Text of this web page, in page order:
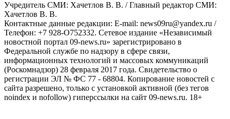
Учредитель СМИ: Хaчeтлoв B. B. / Главный редактор СМИ:
Хaчeтлoв B. B.
Контактные данные редакции: E-mail: news09ru@yandex.ru /
Телефон: +7 928-O752332. Сетевое издание «Независимый
новостной портал 09-news.ru» зарегистрировано в
Федеральной службе по надзору в сфере связи,
информационных технологий и массовых коммуникаций
(Роскомнадзор) 28 февраля 2017 года. Свидетельство о
регистрации ЭЛ № ФС 77 - 68804. Копирование новостей с
сайта разрешено, только с установкой активной (без тегов
noindex и nofollow) гиперссылки на сайт 09-news.ru. 18+